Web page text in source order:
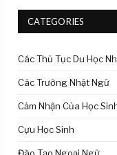
CATEGORIES
Các Thủ Tục Du Học
Các Trường Nhật Ngữ
Cảm Nhận Của Học
Cựu Học Sinh